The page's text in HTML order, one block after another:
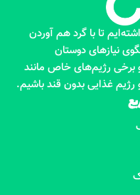
داشته‌ایم تا با گرد هم آوردن
نیازهای دوستان
برخی رژیم‌های خاص مانند
رژیم غذایی بدون قند باشیم.